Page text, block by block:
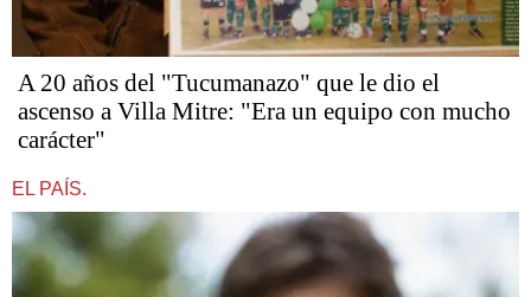
A 20 años del "Tucumanazo" que le dio el
ascenso a Villa Mitre: "Era un equipo con mucho
carácter"
EL PAÍS.